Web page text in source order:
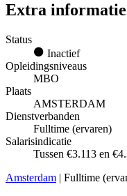
Extra informatie
Status
Inactief
Opleidingsniveaus
MBO
Plaats
AMSTERDAM
Dienstverbanden
Fulltime (ervaren)
Salarisindicatie
Tussen €3.113 en
Amsterdam | Fulltime